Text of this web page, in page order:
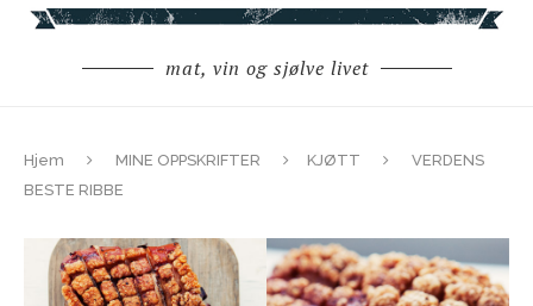
mat, vin og sjølve livet
Hjem MINE OPPSKRIFTER KJØTT
VERDENS
BESTE RIBBE